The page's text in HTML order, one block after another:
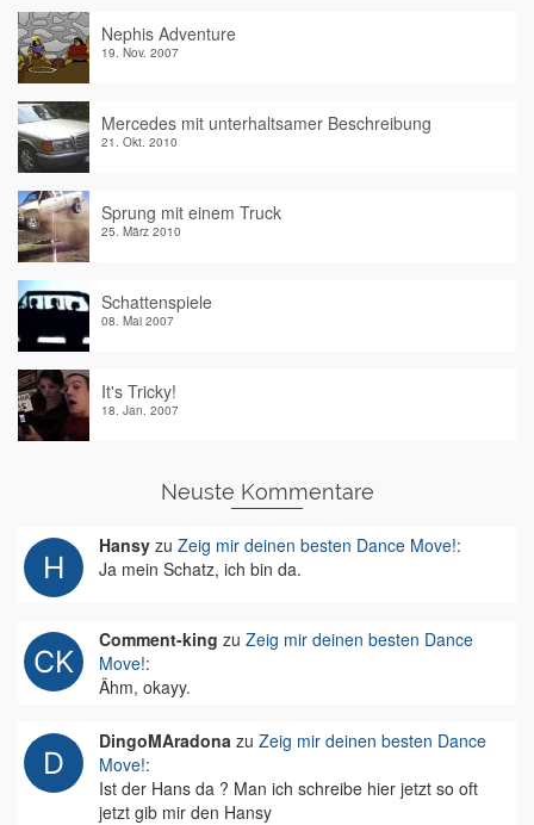
Nephis Adventure
19. Nov. 2007
Mercedes mit unterhaltsamer Beschreibung
21. Okt. 2010
Sprung mit einem Truck
25. März 2010
Schattenspiele
08. Mai 2007
It's Tricky!
18. Jan. 2007
Neuste Kommentare
Hansy zu Zeig mir deinen besten Dance Move!:
Ja mein Schatz, ich bin da.
Comment-king zu Zeig mir deinen besten Dance
Move!:
Ähm, okayy.
DingoMAradona zu Zeig mir deinen besten Dance
Move!:
Ist der Hans da ? Man ich schreibe hier jetzt so oft
jetzt gib mir den Hansy